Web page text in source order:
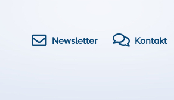
Newsletter Kontakt